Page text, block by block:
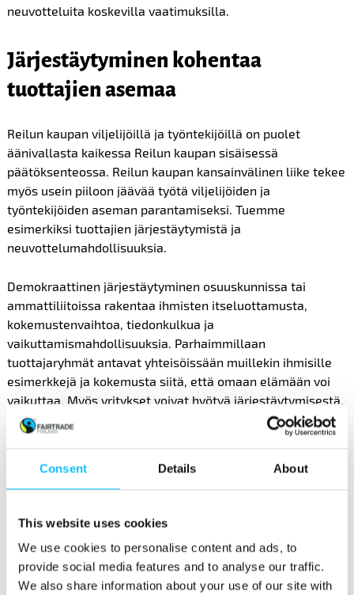
Consent Details About
This website uses cookies
We use cookies to personalise content and ads, to
provide social media features and to analyse our traffic.
We also share information about your use of our site with
neuvotteluita koskevilla vaatimuksilla.
Järjestäytyminen kohentaa
tuottajien asemaa
Reilun kaupan viljelijöillä ja työntekijöillä on puolet
äänivallasta kaikessa Reilun kaupan sisäisessä
päätöksenteossa. Reilun kaupan kansainvälinen liike tekee
myös usein piiloon jäävää työtä viljelijöiden ja
työntekijöiden aseman parantamiseksi. Tuemme
esimerkiksi tuottajien järjestäytymistä ja
neuvottelumahdollisuuksia.
Demokraattinen järjestäytyminen osuuskunnissa tai
ammattiliitoissa rakentaa ihmisten itseluottamusta,
kokemustenvaihtoa, tiedonkulkua ja
vaikuttamismahdollisuuksia. Parhaimmillaan
tuottajaryhmät antavat yhteisöissään muillekin ihmisille
esimerkkejä ja kokemusta siitä, että omaan elämään voi
vaikuttaa. Myös yritykset voivat hyötyä järjestäytymisestä,
kun se rakentaa vuoropuhelua, vakautta ja tuottavuutta.
teetämme tutkimusta, joka palvelee tuottajien oikeuksia.
Vaikuttaminen yrityksiin ja